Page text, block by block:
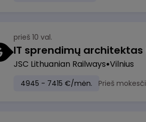
prieš 10 val.
IT sprendimų architektas
JSC Lithuanian Railways Vilnius
4945 - 7415 €/mėn. Prieš